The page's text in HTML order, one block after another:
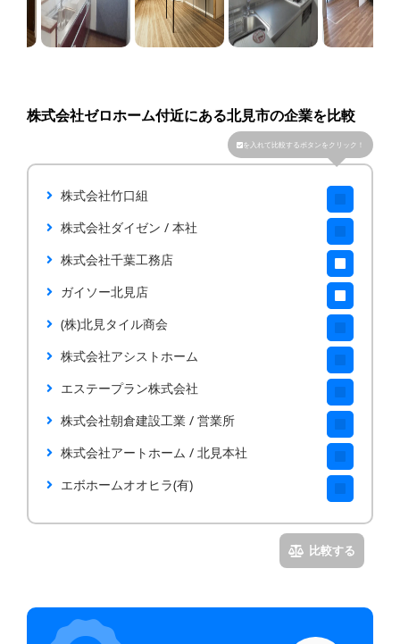
株式会社ゼロホーム付近にある北見市の企業を比較
を入れて比較するボタンをクリック！
株式会社竹口組
株式会社ダイゼン / 本社
株式会社千葉工務店
ガイソー北見店
(株)北見タイル商会
株式会社アシストホーム
エステープラン株式会社
株式会社朝倉建設工業 / 営業所
株式会社アートホーム / 北見本社
エボホームオオヒラ(有)